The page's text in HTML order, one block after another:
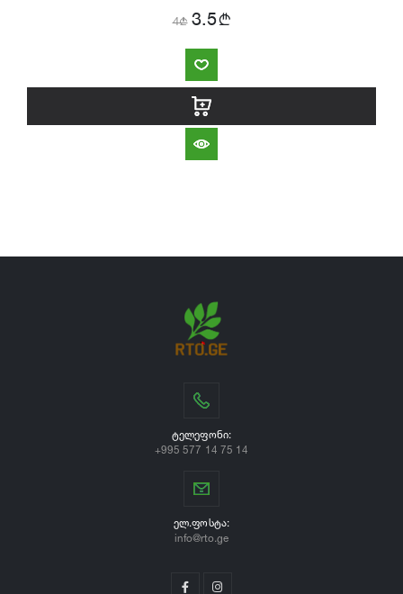
4b 3.5b
ᲢᲔᲚᲔᲤᲝᲜᲘ:
+995 577 14 75 14
ᲔᲚ.ᲤᲝᲡᲢᲐ:
info@rto.ge